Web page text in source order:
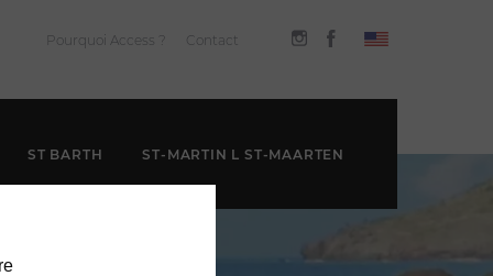
Pourquoi Access ? Contact
ST BARTH ST-MARTIN L ST-MAARTEN